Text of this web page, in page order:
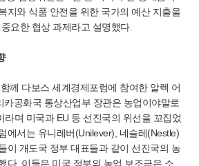
지와 식품 안전을 위한 국가의 예산 지출을
요한 협상 과제라고 설명했다.
께 다보스 세계경제포럼에 참여한 알렉 어
카공화국 통상산업부 장관은 농업이야말로
라며 미국과 EU 등 선진국의 위선을 꼬집었
에서는 유니레버(Unilever), 네슬레(Nestle)
이 개도국 정부 대표들과 같이 선진국의 농
다. 이들은 미국 정부의 농업 보조금은 소